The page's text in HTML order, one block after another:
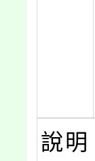
說明